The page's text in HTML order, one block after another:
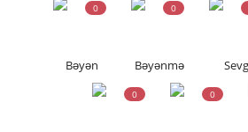
Bəyən
0
Bəyənmə
0
0 0